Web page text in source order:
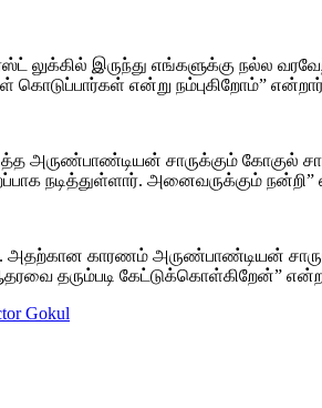
லுக்கில் இருந்து எங்களுக்கு நல்ல
என்று நம்புகிறோம்”
அருண்பாண்டியன் சாருக்கும் கோகுல்
நடித்துள்ளார். அனைவருக்கும் நன்றி”
காரணம் அருண்பாண்டியன் சாரும்
தரும்படி கேட்டுக்கொள்கிறேன்”
Gokul